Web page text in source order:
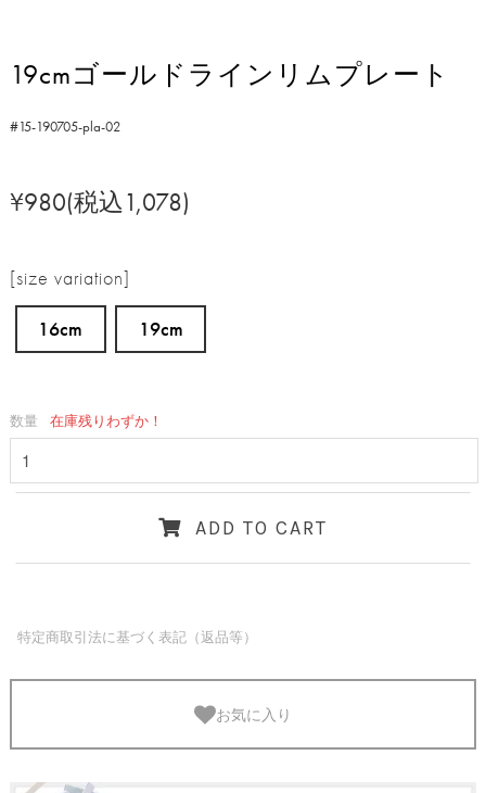
19cmゴールドラインリムプレート
#15-190705-pla-02
¥980(税込1,078)
[size variation]
16cm 19cm
数量 在庫残りわずか！
ADD TO CART
特定商取引法に基づく表記（返品等）
お気に入り